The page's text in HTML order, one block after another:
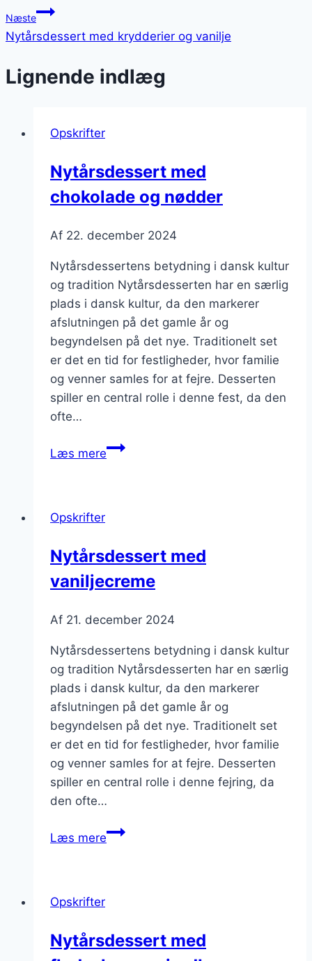
Næste
Nytårsdessert med krydderier og vanilje
Lignende indlæg
Opskrifter
Nytårsdessert med
chokolade og nødder
Af 22. december 2024
Nytårsdessertens betydning i dansk kultur
og tradition Nytårsdesserten har en særlig
plads i dansk kultur, da den markerer
afslutningen på det gamle år og
begyndelsen på det nye. Traditionelt set
er det en tid for festligheder, hvor familie
og venner samles for at fejre. Desserten
spiller en central rolle i denne fest, da den
ofte…
Læs mereNytårsdessert
Opskrifter
Nytårsdessert med
vaniljecreme
Af 21. december 2024
Nytårsdessertens betydning i dansk kultur
og tradition Nytårsdesserten har en særlig
plads i dansk kultur, da den markerer
afslutningen på det gamle år og
begyndelsen på det nye. Traditionelt set
er det en tid for festligheder, hvor familie
og venner samles for at fejre. Desserten
spiller en central rolle i denne fejring, da
den ofte…
Læs mereNytårsdessert
Opskrifter
Nytårsdessert med